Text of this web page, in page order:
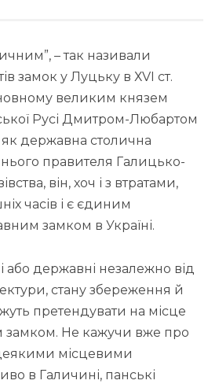
– так називали
замок у Луцьку в ХVI ст.
великим князем
Русі Дмитром-Любартом
як державна столична
правителя Галицько-
він, хоч і з втратами,
часів і є єдиним
замком в Україні.
або державні незалежно від
стану збереження й
претендувати на місце
замком. Не кажучи вже про
місцевими
в Галичині, панські